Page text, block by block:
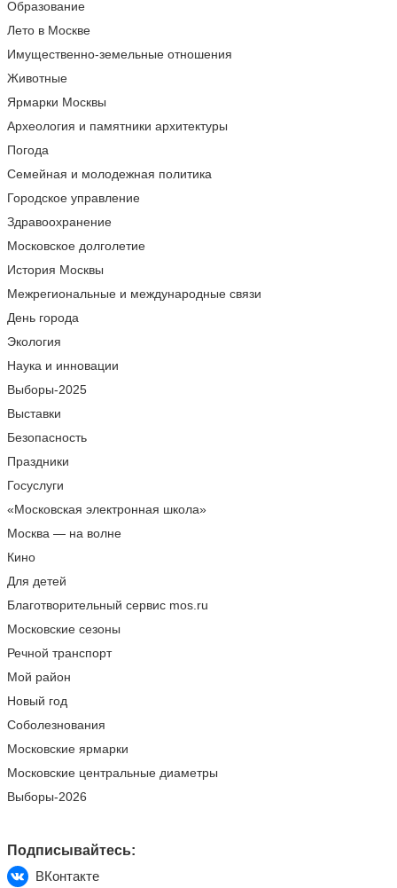
Образование
Лето в Москве
Имущественно-земельные отношения
Животные
Ярмарки Москвы
Археология и памятники архитектуры
Погода
Семейная и молодежная политика
Городское управление
Здравоохранение
Московское долголетие
История Москвы
Межрегиональные и международные связи
День города
Экология
Наука и инновации
Выборы-2025
Выставки
Безопасность
Праздники
Госуслуги
«Московская электронная школа»
Москва — на волне
Кино
Для детей
Благотворительный сервис mos.ru
Московские сезоны
Речной транспорт
Мой район
Новый год
Соболезнования
Московские ярмарки
Московские центральные диаметры
Выборы-2026
Подписывайтесь:
ВКонтакте